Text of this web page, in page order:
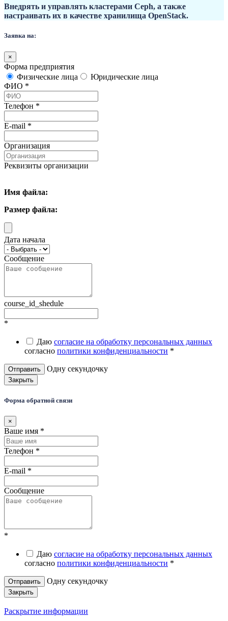
Внедрять и управлять кластерами Ceph, а также
настраивать их в качестве хранилища OpenStack.
Заявка на:
×
Форма предприятия
Физические лица
Юридические лица
ФИО *
Телефон *
E-mail *
Организация
Реквизиты организации
Имя файла:
Размер файла:
Дата начала
Сообщение
course_id_shedule
*
Даю согласие на обработку персональных данных
согласно политики конфиденциальности *
Одну секундочку
Закрыть
Форма обратной связи
×
Ваше имя *
Телефон *
E-mail *
Сообщение
*
Даю согласие на обработку персональных данных
согласно политики конфиденциальности *
Одну секундочку
Закрыть
Раскрытие информации